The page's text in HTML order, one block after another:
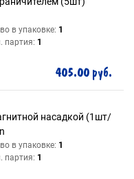
в упаковке: 1
партия: 1
405.00 руб.
насадкой (1шт/
в упаковке: 1
партия: 1